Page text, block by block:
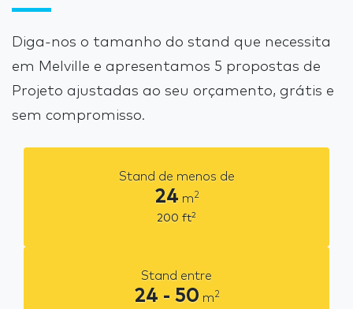
Diga-nos o tamanho do stand que necessita
em Melville e apresentamos 5 propostas de
Projeto ajustadas ao seu orçamento, grátis e
sem compromisso.
Stand de menos de
24 m2
200 ft2
Stand entre
24 - 50 m2